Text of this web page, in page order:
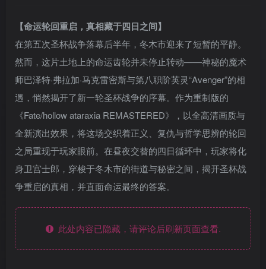
【命运轮回重启，真相藏于四日之间】
在第五次圣杯战争落幕后半年，冬木市迎来了短暂的平静。
然而，这片土地上的命运齿轮并未停止转动——神秘的魔术
师巴泽特·弗拉加·马克雷密斯与第八职阶英灵“Avenger”的相
遇，悄然揭开了新一轮圣杯战争的序幕。作为重制版的
《Fate/hollow ataraxia REMASTERED》，以全高清画质与
全新演出效果，将这场交织着正义、复仇与哲学思辨的轮回
之局重现于玩家眼前。在昼夜交替的四日循环中，玩家将化
身卫宫士郎，穿梭于冬木市的街道与秘密之间，揭开圣杯战
争重启的真相，并直面命运最终的答案。
此处内容已隐藏，请评论后刷新页面查看.